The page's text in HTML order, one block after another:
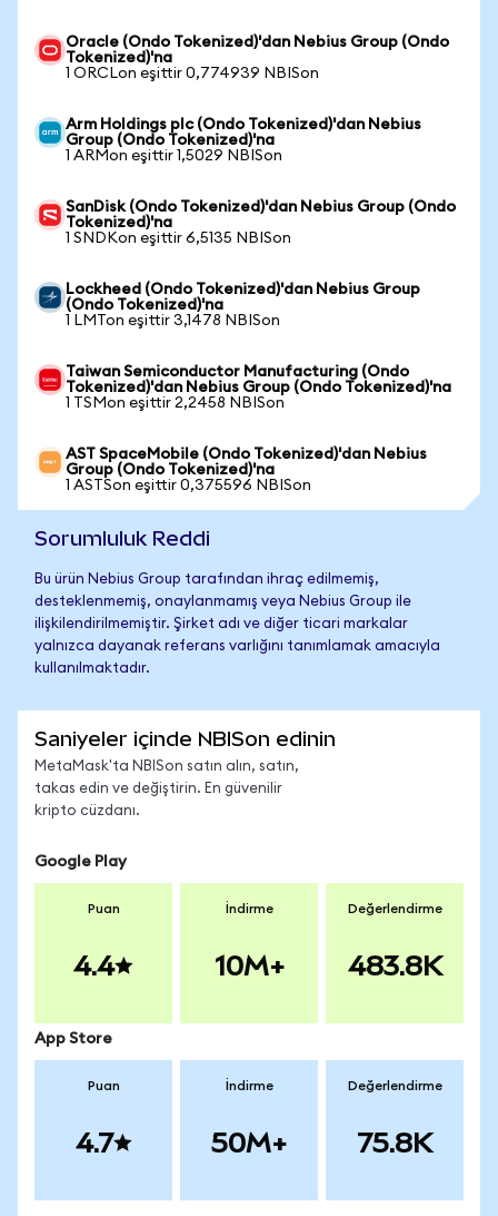
Oracle (Ondo Tokenized)'dan Nebius Group (Ondo
Tokenized)'na
1 ORCLon eşittir 0,774939 NBISon
Arm Holdings plc (Ondo Tokenized)'dan Nebius
Group (Ondo Tokenized)'na
1 ARMon eşittir 1,5029 NBISon
SanDisk (Ondo Tokenized)'dan Nebius Group (Ondo
Tokenized)'na
1 SNDKon eşittir 6,5135 NBISon
Lockheed (Ondo Tokenized)'dan Nebius Group
(Ondo Tokenized)'na
1 LMTon eşittir 3,1478 NBISon
Taiwan Semiconductor Manufacturing (Ondo
Tokenized)'dan Nebius Group (Ondo Tokenized)'na
1 TSMon eşittir 2,2458 NBISon
AST SpaceMobile (Ondo Tokenized)'dan Nebius
Group (Ondo Tokenized)'na
1 ASTSon eşittir 0,375596 NBISon
Sorumluluk Reddi
Bu ürün Nebius Group tarafından ihraç edilmemiş,
desteklenmemiş, onaylanmamış veya Nebius Group ile
ilişkilendirilmemiştir. Şirket adı ve diğer ticari markalar
yalnızca dayanak referans varlığını tanımlamak amacıyla
kullanılmaktadır.
Saniyeler içinde NBISon edinin
MetaMask'ta NBISon satın alın, satın,
takas edin ve değiştirin. En güvenilir
kripto cüzdanı.
Google Play
Puan
4.4
İndirme
10M+
Değerlendirme
483.8K
App Store
Puan
4.7
İndirme
50M+
Değerlendirme
75.8K